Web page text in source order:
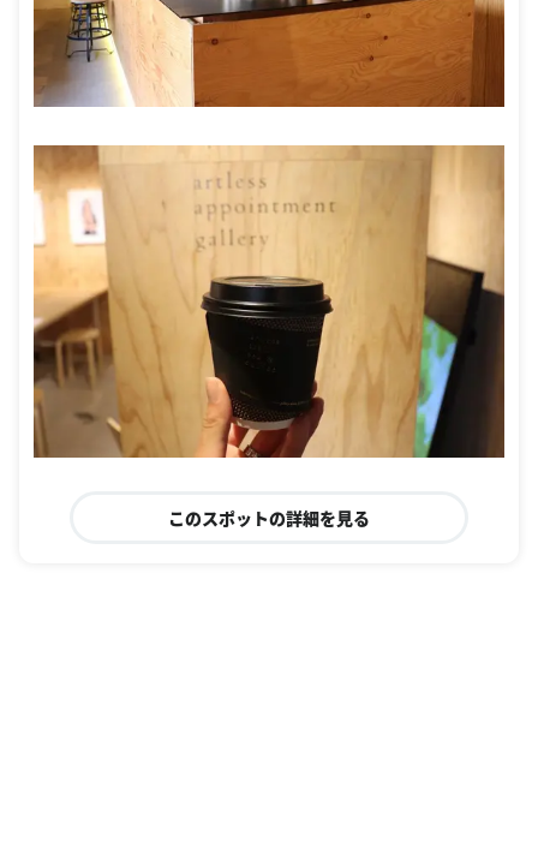
このスポットの詳細を見る